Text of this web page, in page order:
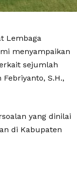
Lembaga
menyampaikan
sejumlah
S.H.,
yang dinilai
di Kabupaten